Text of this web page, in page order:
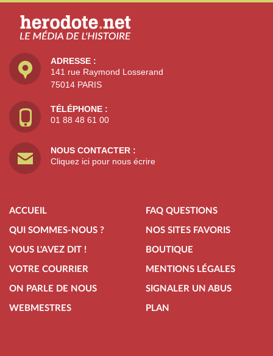
ADRESSE :
141 rue Raymond Losserand
75014 PARIS
TÉLÉPHONE :
01 88 48 61 00
NOUS CONTACTER :
Cliquez ici pour nous écrire
ACCUEIL
QUI SOMMES-NOUS ?
VOUS L'AVEZ DIT !
VOTRE COURRIER
ON PARLE DE NOUS
WEBMESTRES
FAQ QUESTIONS
NOS SITES FAVORIS
BOUTIQUE
MENTIONS LÉGALES
SIGNALER UN ABUS
PLAN